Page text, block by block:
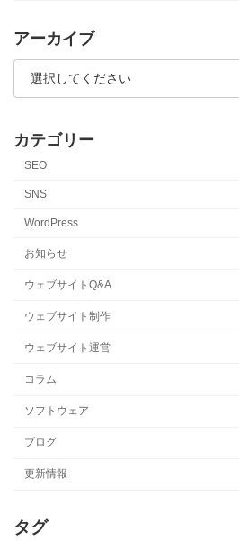
アーカイブ
カテゴリー
SEO
SNS
WordPress
お知らせ
ウェブサイトQ&A
ウェブサイト制作
ウェブサイト運営
コラム
ソフトウェア
ブログ
更新情報
タグ